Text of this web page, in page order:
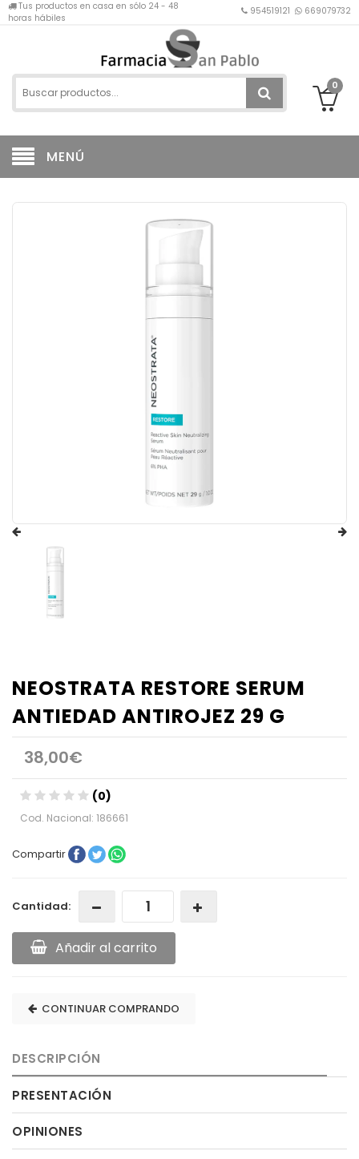
Tus productos en casa en sólo 24 - 48
horas hábiles
954519121 669079732
0
MENÚ
NEOSTRATA RESTORE SERUM
ANTIEDAD ANTIROJEZ 29 G
38,00€
(0)
Cod. Nacional: 186661
Compartir
Cantidad:
Añadir al carrito
CONTINUAR COMPRANDO
DESCRIPCIÓN
PRESENTACIÓN
OPINIONES